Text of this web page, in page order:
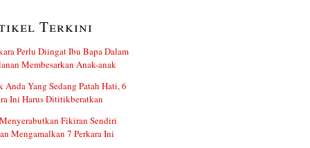
Terkini
Perlu Diingat Ibu Bapa Dalam
Membesarkan Anak-anak
Anda Yang Sedang Patah Hati, 6
Ini Harus Dititikberatkan
Fikiran Sendiri
Mengamalkan 7 Perkara Ini